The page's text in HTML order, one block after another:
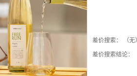
差价搜索： （无
差价搜索结论：